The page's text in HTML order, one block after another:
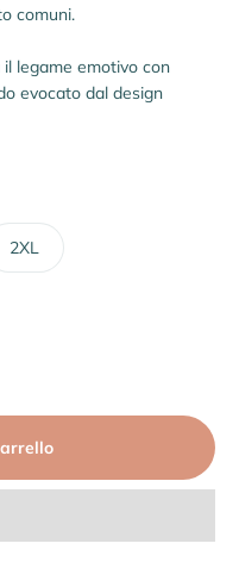
comuni.
legame emotivo con
evocato dal design
2XL